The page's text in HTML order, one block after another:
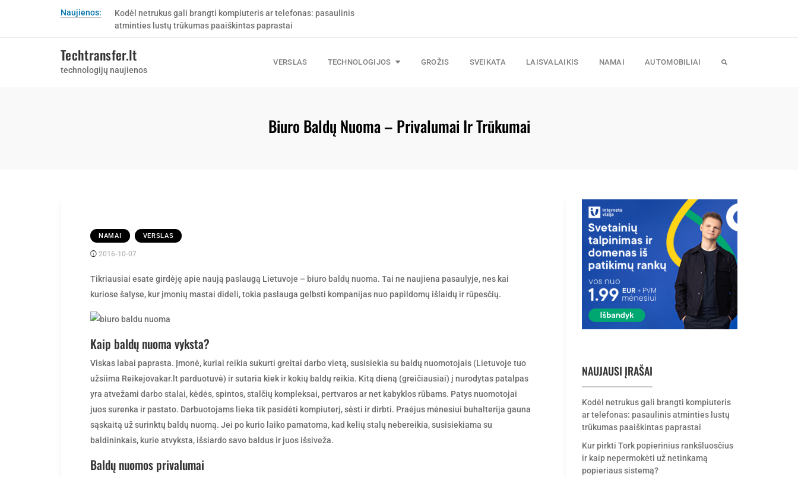
Naujienos:
Kodėl netrukus gali brangti kompiuteris ar telefonas: pasaulinis
atminties lustų trūkumas paaiškintas paprastai
Techtransfer.lt
technologijų naujienos
VERSLAS TECHNOLOGIJOS GROŽIS SVEIKATA LAISVALAIKIS NAMAI AUTOMOBILIAI
Biuro Baldų Nuoma – Privalumai Ir Trūkumai
NAMAI VERSLAS
2016-10-07
by
Tikriausiai esate girdėję apie naują paslaugą Lietuvoje – biuro baldų nuoma. Tai ne naujiena pasaulyje, nes kai
kuriose šalyse, kur įmonių mastai dideli, tokia paslauga gelbsti kompanijas nuo papildomų išlaidų ir rūpesčių.
Kaip baldų nuoma vyksta?
Viskas labai paprasta. Įmonė, kuriai reikia sukurti greitai darbo vietą, susisiekia su baldų nuomotojais (Lietuvoje tuo
užsiima Reikejovakar.lt parduotuvė) ir sutaria kiek ir kokių baldų reikia. Kitą dieną (greičiausiai) į nurodytas patalpas
yra atvežami darbo stalai, kėdės, spintos, stalčių kompleksai, pertvaros ar net kabyklos rūbams. Patys nuomotojai
juos surenka ir pastato. Darbuotojams lieka tik pasidėti kompiuterį, sėsti ir dirbti. Praėjus mėnesiui buhalterija gauna
sąskaitą už surinktų baldų nuomą. Jei po kurio laiko pamatoma, kad kelių stalų nebereikia, susisiekiama su
baldininkais, kurie atvyksta, išsiardo savo baldus ir juos išsiveža.
Baldų nuomos privalumai
NAUJAUSI ĮRAŠAI
Kodėl netrukus gali brangti kompiuteris
ar telefonas: pasaulinis atminties lustų
trūkumas paaiškintas paprastai
Kur pirkti Tork popierinius rankšluosčius
ir kaip nepermokėti už netinkamą
popieriaus sistemą?